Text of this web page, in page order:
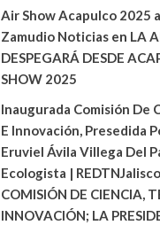
Air Show Acapulco 2025
Zamudio Noticiasen LA
DESPEGARÁ DESDE
SHOW 2025
Inaugurada Comisión De
E Innovación, Presedida
Eruviel Ávila Villega Del
Ecologista | REDTNJalisco
COMISIÓN DE CIENCIA,
INNOVACIÓN; LA